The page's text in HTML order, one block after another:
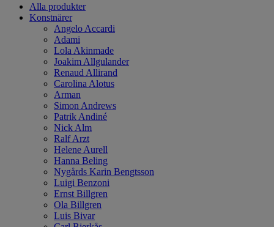
Alla produkter
Konstnärer
Angelo Accardi
Adami
Lola Akinmade
Joakim Allgulander
Renaud Allirand
Carolina Alotus
Arman
Simon Andrews
Patrik Andiné
Nick Alm
Ralf Arzt
Helene Aurell
Hanna Beling
Nygårds Karin Bengtsson
Luigi Benzoni
Ernst Billgren
Ola Billgren
Luis Bivar